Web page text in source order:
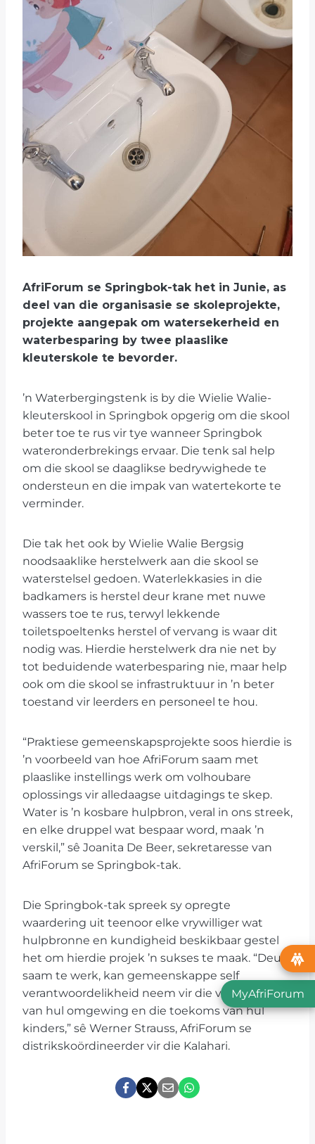
AfriForum se Springbok-tak het in Junie, as
deel van die organisasie se skoleprojekte,
projekte aangepak om watersekerheid en
waterbesparing by twee plaaslike
kleuterskole te bevorder.
’n Waterbergingstenk is by die Wielie Walie-
kleuterskool in Springbok opgerig om die skool
beter toe te rus vir tye wanneer Springbok
wateronderbrekings ervaar. Die tenk sal help
om die skool se daaglikse bedrywighede te
ondersteun en die impak van watertekorte te
verminder.
Die tak het ook by Wielie Walie Bergsig
noodsaaklike herstelwerk aan die skool se
waterstelsel gedoen. Waterlekkasies in die
badkamers is herstel deur krane met nuwe
wassers toe te rus, terwyl lekkende
toiletspoeltenks herstel of vervang is waar dit
nodig was. Hierdie herstelwerk dra nie net by
tot beduidende waterbesparing nie, maar help
ook om die skool se infrastruktuur in ’n beter
toestand vir leerders en personeel te hou.
“Praktiese gemeenskapsprojekte soos hierdie is
’n voorbeeld van hoe AfriForum saam met
plaaslike instellings werk om volhoubare
oplossings vir alledaagse uitdagings te skep.
Water is ’n kosbare hulpbron, veral in ons streek,
en elke druppel wat bespaar word, maak ’n
verskil,” sê Joanita De Beer, sekretaresse van
AfriForum se Springbok-tak.
Die Springbok-tak spreek sy opregte
waardering uit teenoor elke vrywilliger wat
hulpbronne en kundigheid beskikbaar gestel
het om hierdie projek ’n sukses te maak. “Deur
saam te werk, kan gemeenskappe self
verantwoordelikheid neem vir die verbetering
van hul omgewing en die toekoms van hul
kinders,” sê Werner Strauss, AfriForum se
distrikskoördineerder vir die Kalahari.
MyAfriForum